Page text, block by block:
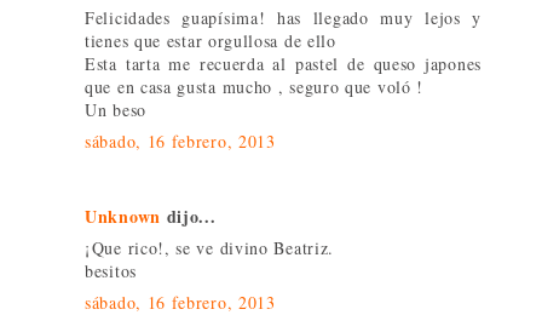
Felicidades guapísima! has llegado muy lejos y
tienes que estar orgullosa de ello
Esta tarta me recuerda al pastel de queso japones
que en casa gusta mucho , seguro que voló !
Un beso
sábado, 16 febrero, 2013
Unknown dijo...
¡Que rico!, se ve divino Beatriz.
besitos
sábado, 16 febrero, 2013